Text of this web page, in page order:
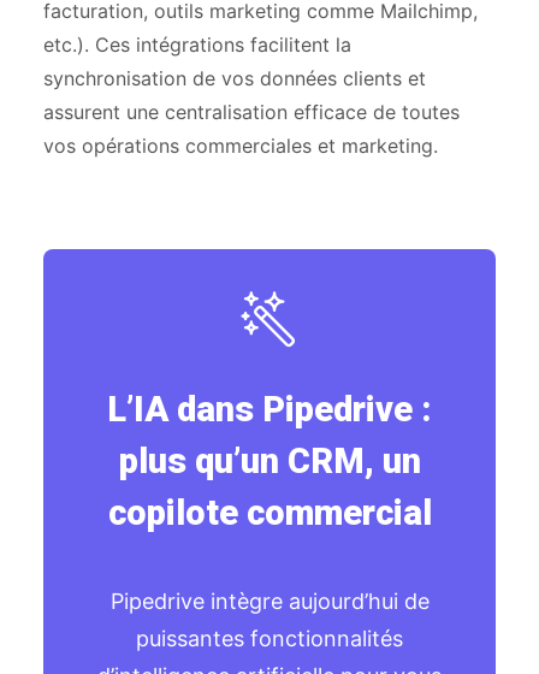
facturation, outils marketing comme Mailchimp,
etc.). Ces intégrations facilitent la
synchronisation de vos données clients et
assurent une centralisation efficace de toutes
vos opérations commerciales et marketing.
L’IA dans Pipedrive :
plus qu’un CRM, un
copilote commercial
Pipedrive intègre aujourd’hui de
puissantes fonctionnalités